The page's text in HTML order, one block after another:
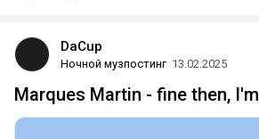
DaCup
Ночной музпостинг 13.02.2025
Marques Martin - fine then,